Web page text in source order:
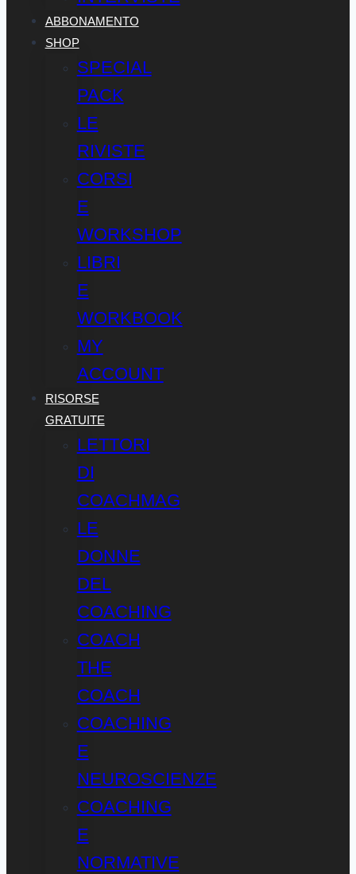
ABBONAMENTO
SHOP
SPECIAL
PACK
LE
RIVISTE
CORSI
E
WORKSHOP
LIBRI
E
WORKBOOK
MY
ACCOUNT
RISORSE
GRATUITE
LETTORI
DI
COACHMAG
LE
DONNE
DEL
COACHING
COACH
THE
COACH
COACHING
E
NEUROSCIENZE
COACHING
E
NORMATIVE